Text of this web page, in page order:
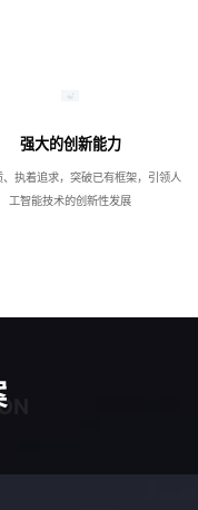
强大的创新能力
、执着追求，突破已有框架，引领人
工智能技术的创新性发展